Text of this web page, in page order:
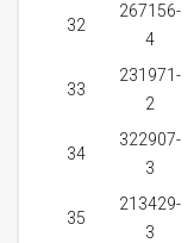
32
267156-
4
33
231971-
2
34
322907-
3
35
213429-
3